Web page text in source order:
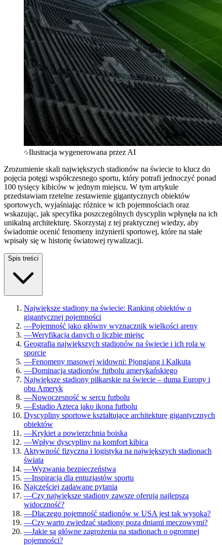
Ilustracja wygenerowana przez AI
Zrozumienie skali największych stadionów na świecie to klucz do
pojęcia potęgi współczesnego sportu, który potrafi jednoczyć ponad
100 tysięcy kibiców w jednym miejscu. W tym artykule
przedstawiam rzetelne zestawienie gigantycznych obiektów
sportowych, wyjaśniając różnice w ich pojemnościach oraz
wskazując, jak specyfika poszczególnych dyscyplin wpłynęła na ich
unikalną architekturę. Skorzystaj z tej praktycznej wiedzy, aby
świadomie ocenić fenomeny inżynierii sportowej, które na stałe
wpisały się w historię światowej rywalizacji.
Spis treści
Największe stadiony na świecie: Ranking obiektów o
gigantycznej pojemności
—Pojemność jako główny wyznacznik wielkości areny
—Weryfikacja danych o liczbie miejsc
Geografia największych stadionów na świecie i ich rola w
sporcie
—Fenomeny masowej widowni: Pjongjang i Kalkuta
—Dominacja stadionów futbolu amerykańskiego
Największe stadiony piłkarskie na świecie – duma Europy i
obu Ameryk
—Nowoczesność w sercu futbolu
—Estadio Azteca jako ikona futbolu
Dyscypliny sportowe kształtujące architekturę gigantycznych
obiektów
—Krykiet a powierzchnia boiska
—Wpływ dyscypliny na komfort kibica
Aktywność fizyczna i logistyka na największych stadionach
świata
—Wyzwania bezpieczeństwa
—Inspiracja dla entuzjastów sportu
Najczęściej zadawane pytania
—Czy największe stadiony zawsze oferują najlepszą
widoczność?
—Dlaczego pojemność stadionów w USA jest tak wysoka?
—Czy warto zwiedzać stadiony poza dniami meczowymi?
—Jakie są główne zagrożenia na stadionach o ogromnej
pojemności?